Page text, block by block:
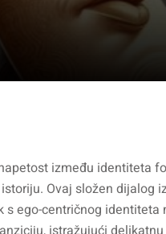
između identiteta
Ovaj složen dijalog
s ego-centričnog